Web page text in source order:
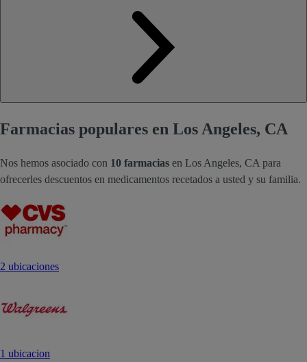
Farmacias populares en Los Angeles, CA
Nos hemos asociado con 10 farmacias en Los Angeles, CA para
ofrecerles descuentos en medicamentos recetados a usted y su familia.
2 ubicaciones
1 ubicacion